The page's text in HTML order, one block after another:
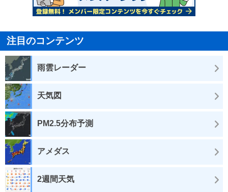
注目のコンテンツ
雨雲レーダー
天気図
PM2.5分布予測
アメダス
2週間天気